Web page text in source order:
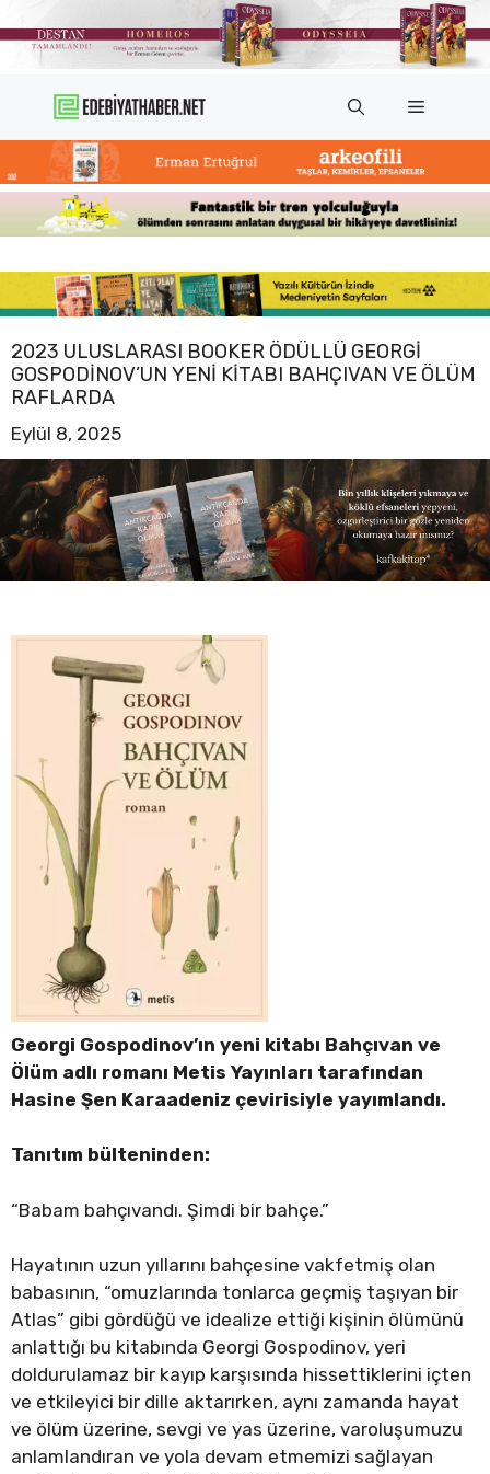
atla
Menü
2023 ULUSLARASI BOOKER ÖDÜLLÜ GEORGI
GOSPODINOV’UN YENI KITABI BAHÇIVAN VE ÖLÜM
RAFLARDA
Eylül 8, 2025
Georgi Gospodinov’ın yeni kitabı Bahçıvan ve
Ölüm adlı romanı Metis Yayınları tarafından
Hasine Şen Karaadeniz çevirisiyle yayımlandı.
Tanıtım bülteninden:
“Babam bahçıvandı. Şimdi bir bahçe.”
Hayatının uzun yıllarını bahçesine vakfetmiş olan
babasının, “omuzlarında tonlarca geçmiş taşıyan bir
Atlas” gibi gördüğü ve idealize ettiği kişinin ölümünü
anlattığı bu kitabında Georgi Gospodinov, yeri
doldurulamaz bir kayıp karşısında hissettiklerini içten
ve etkileyici bir dille aktarırken, aynı zamanda hayat
ve ölüm üzerine, sevgi ve yas üzerine, varoluşumuzu
anlamlandıran ve yola devam etmemizi sağlayan